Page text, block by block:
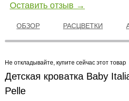
Оставить отзыв →
ОБЗОР РАСЦВЕТКИ
Не откладывайте, купите сейчас этот товар
Детская кроватка Baby
Pelle